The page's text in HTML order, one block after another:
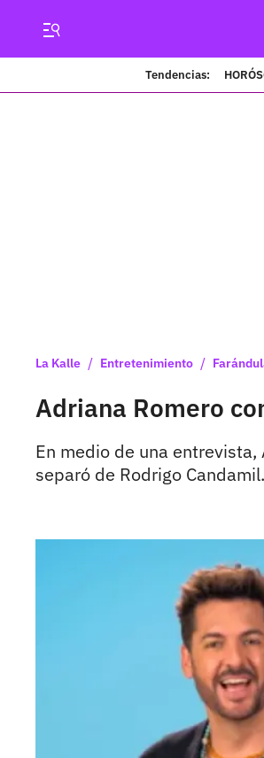
Tendencias:
La Kalle / Entretenimiento /
Adriana Romero
En medio de una
separó de Rodrigo Candamil.